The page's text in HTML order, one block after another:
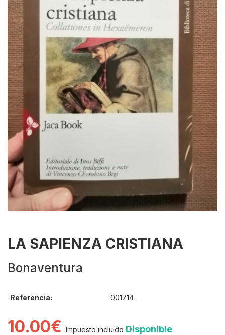
LA SAPIENZA CRISTIANA
Bonaventura
Referencia: 001714
10.00€ Impuesto incluido Disponible